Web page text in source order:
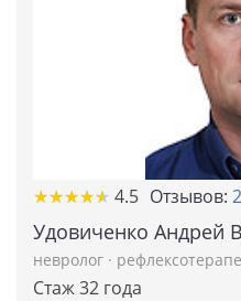
★★★★★
★★★★★ 4.5 Отзывов: 2
Удовиченко Андрей
невролог ·
Стаж 32 года